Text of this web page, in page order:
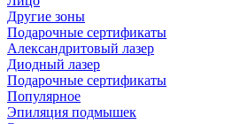
Другие зоны
Подарочные сертификаты
Александритовый лазер
Диодный лазер
Подарочные сертификаты
Популярное
Эпиляция подмышек